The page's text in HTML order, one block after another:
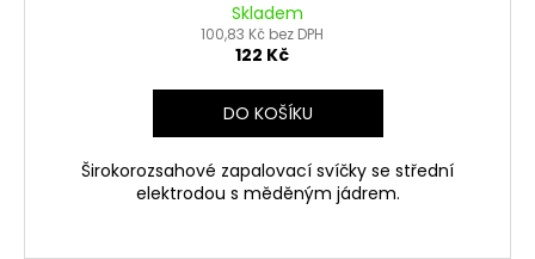
Skladem
100,83 Kč bez DPH
122 Kč
DO KOŠÍKU
Širokorozsahové zapalovací svíčky se střední
elektrodou s měděným jádrem.